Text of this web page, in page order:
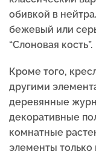
обивкой в
бежевый или
“Слоновая кость”.
Кроме того,
другими
деревянные
декоративные
комнатные
элементы только